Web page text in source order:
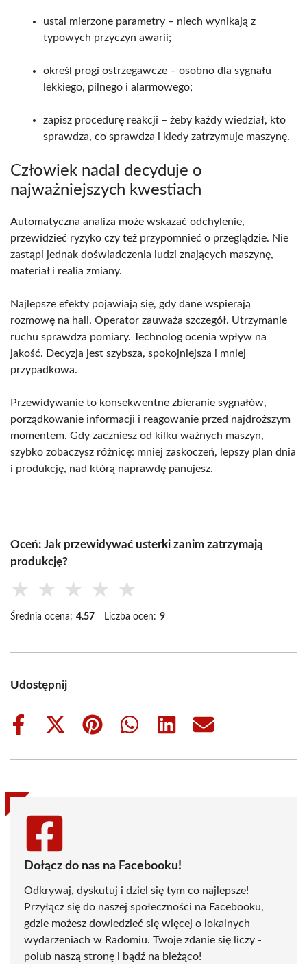
ustal mierzone parametry – niech wynikają z
typowych przyczyn awarii;
określ progi ostrzegawcze – osobno dla sygnału
lekkiego, pilnego i alarmowego;
zapisz procedurę reakcji – żeby każdy wiedział, kto
sprawdza, co sprawdza i kiedy zatrzymuje maszynę.
Człowiek nadal decyduje o
najważniejszych kwestiach
Automatyczna analiza może wskazać odchylenie,
przewidzieć ryzyko czy też przypomnieć o przeglądzie. Nie
zastąpi jednak doświadczenia ludzi znających maszynę,
materiał i realia zmiany.
Najlepsze efekty pojawiają się, gdy dane wspierają
rozmowę na hali. Operator zauważa szczegół. Utrzymanie
ruchu sprawdza pomiary. Technolog ocenia wpływ na
jakość. Decyzja jest szybsza, spokojniejsza i mniej
przypadkowa.
Przewidywanie to konsekwentne zbieranie sygnałów,
porządkowanie informacji i reagowanie przed najdroższym
momentem. Gdy zaczniesz od kilku ważnych maszyn,
szybko zobaczysz różnicę: mniej zaskoczeń, lepszy plan dnia
i produkcję, nad którą naprawdę panujesz.
Oceń: Jak przewidywać usterki zanim zatrzymają
produkcję?
★ ★ ★ ★ ★
Średnia ocena: 4.57 Liczba ocen: 9
Udostępnij
Share
Share
(Twitter)
Share
Share
Share
Share
Dołącz do nas na Facebooku!
Odkrywaj, dyskutuj i dziel się tym co najlepsze!
Przyłącz się do naszej społeczności na Facebooku,
gdzie możesz dowiedzieć się więcej o lokalnych
wydarzeniach w Radomiu. Twoje zdanie się liczy -
polub naszą stronę i bądź na bieżąco!